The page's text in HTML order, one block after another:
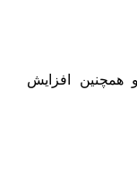
همچنین افزایش